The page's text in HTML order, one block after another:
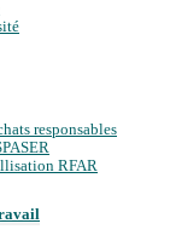
responsables
RFAR